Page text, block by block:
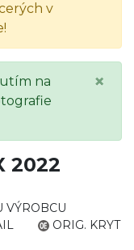
v
na
×
2022
VÝROBCU
ORIG. KRYT